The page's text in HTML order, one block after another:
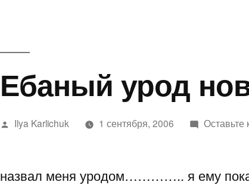
Ебаный урод
Написано
Ilya Karlichuk 1 сентября, 2006 Оставьте
назвал меня уродом………….. я ему